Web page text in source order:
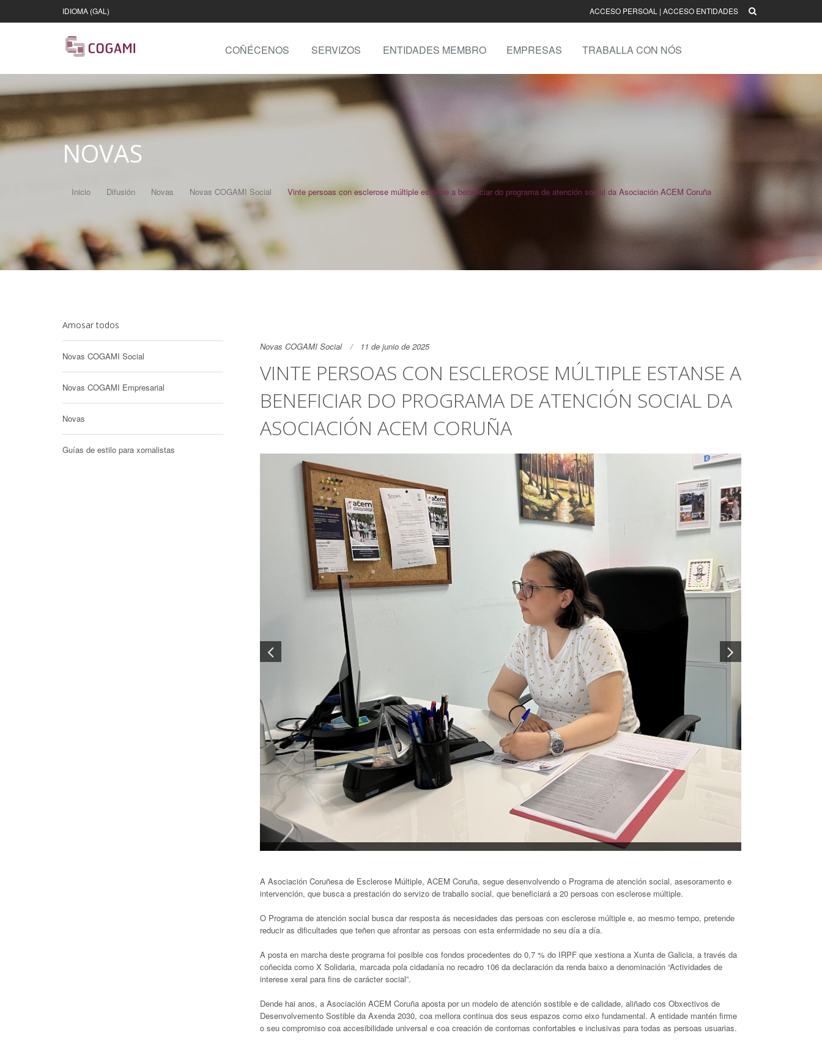
IDIOMA (GAL) ACCESO PERSOAL | ACCESO ENTIDADES
COÑÉCENOS SERVIZOS ENTIDADES MEMBRO EMPRESAS TRABALLA CON NÓS
NOVAS
Inicio Difusión Novas Novas COGAMI Social Vinte persoas con esclerose múltiple estanse a beneficiar do programa de atención social da Asociación ACEM Coruña
Novas COGAMI Social 11 de junio de 2025
VINTE PERSOAS CON ESCLEROSE MÚLTIPLE ESTANSE A
BENEFICIAR DO PROGRAMA DE ATENCIÓN SOCIAL DA
ASOCIACIÓN ACEM CORUÑA
A Asociación Coruñesa de Esclerose Múltiple, ACEM Coruña, segue desenvolvendo o Programa de atención social, asesoramento e
intervención, que busca a prestación do servizo de traballo social, que beneficiará a 20 persoas con esclerose múltiple.
O Programa de atención social busca dar resposta ás necesidades das persoas con esclerose múltiple e, ao mesmo tempo, pretende
reducir as dificultades que teñen que afrontar as persoas con esta enfermidade no seu día a día.
A posta en marcha deste programa foi posible cos fondos procedentes do 0,7 % do IRPF que xestiona a Xunta de Galicia, a través da
coñecida como X Solidaria, marcada pola cidadanía no recadro 106 da declaración da renda baixo a denominación “Actividades de
interese xeral para fins de carácter social”.
Dende hai anos, a Asociación ACEM Coruña aposta por un modelo de atención sostible e de calidade, aliñado cos Obxectivos de
Desenvolvemento Sostible da Axenda 2030, coa mellora continua dos seus espazos como eixo fundamental. A entidade mantén firme
o seu compromiso coa accesibilidade universal e coa creación de contornas confortables e inclusivas para todas as persoas usuarias.
Amosar todos
Novas COGAMI Social
Novas COGAMI Empresarial
Novas
Guías de estilo para xornalistas